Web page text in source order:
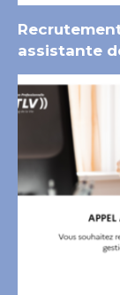
assistante